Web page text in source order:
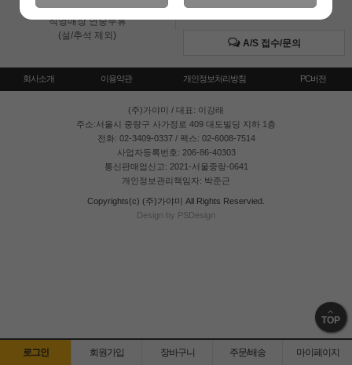
직영매장 : 02-3409-0339
직영매장 연중무휴
(설/추석 제외)
A/S 접수/문의
회사소개 이용약관 개인정보처리방침 PC버전
(주)가야미 / 대표: 이강래
주소:서울시 중랑구 사가정로 409 대도빌딩 지하 1층
전화: 02-3409-0337 / 팩스: 02-6008-7514
사업자등록번호: 206-86-40303
통신판매업신고: 2021-서울중랑-0641
개인정보관리책임자: 박준근
Copyrights(c) (주)가야미 All Rights Reservied.
Design by PSDesign
TOP
로그인 회원가입 장바구니 주문/배송 마이페이지